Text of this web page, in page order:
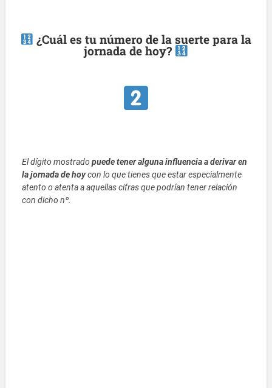
¿Cuál es tu número de la suerte para la
jornada de hoy?
El dígito mostradopuede tener alguna influencia a derivar en
la jornada de hoycon lo que tienes que estar especialmente
atento o atenta a aquellas cifras que podrían tener relación
con dicho nº.